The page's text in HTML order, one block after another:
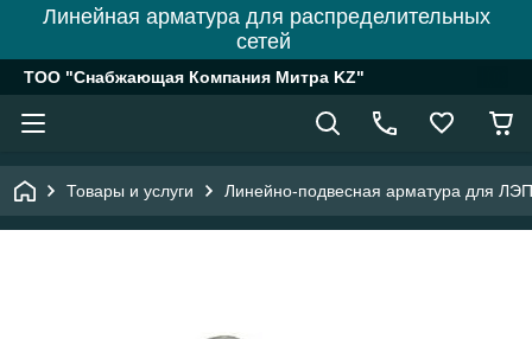
Линейная арматура для распределительных
сетей
ТОО "Снабжающая Компания Митра KZ"
Товары и услуги Линейно-подвесная арматура для ЛЭП